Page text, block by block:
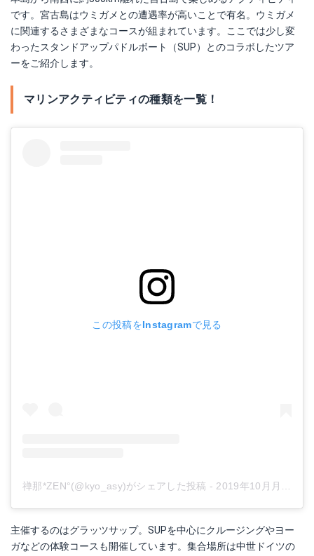
です。宮古島はウミガメとの遭遇率が高いことで有名。ウミガメ
に関連するさまざまなコースが組まれています。ここでは少し変
わったスタンドアップパドルボート（SUP）とのコラボしたツア
ーをご紹介します。
マリンアクティビティの種類を一覧！
この投稿をInstagramで見る
禅那*ZEN°(@kyo_asy)がシェアした投稿 - 2019年10月月10日午前9時28分PDT
主催するのはグラッツサップ。SUPを中心にクルージングやヨー
ガなどの体験コースも開催しています。集合場所は中世ドイツの